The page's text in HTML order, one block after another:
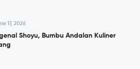
17, 2026
Shoyu, Bumbu Andalan Kuliner